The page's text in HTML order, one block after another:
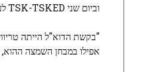
וביום שני TSK-TSKED לעבר המהומה שגרם הדוא"ל.
"בקשת הדוא"ל הייתה
אפילו במבחן השמצה ההוא,